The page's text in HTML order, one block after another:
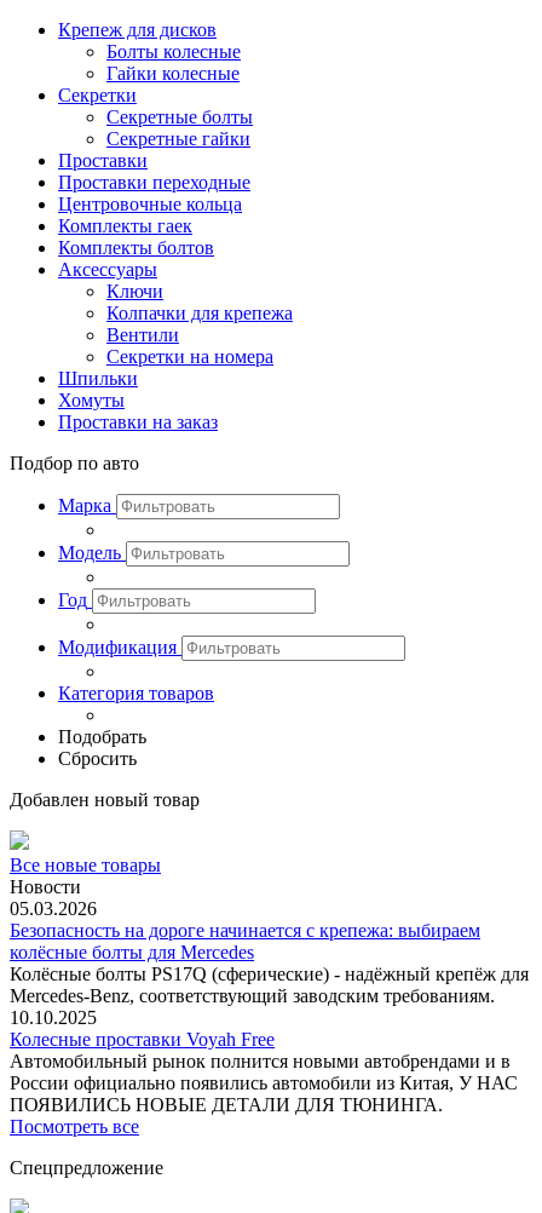
Крепеж для дисков
Болты колесные
Гайки колесные
Секретки
Секретные болты
Секретные гайки
Проставки
Проставки переходные
Центровочные кольца
Комплекты гаек
Комплекты болтов
Аксессуары
Ключи
Колпачки для крепежа
Вентили
Секретки на номера
Шпильки
Хомуты
Проставки на заказ
Подбор по авто
Марка
Модель
Год
Модификация
Категория товаров
Подобрать
Сбросить
Добавлен новый товар
Все новые товары
Новости
05.03.2026
Безопасность на дороге начинается с крепежа: выбираем
колёсные болты для Mercedes
Колёсные болты PS17Q (сферические) - надёжный крепёж для
Mercedes‑Benz, соответствующий заводским требованиям.
10.10.2025
Колесные проставки Voyah Free
Автомобильный рынок полнится новыми автобрендами и в
России официально появились автомобили из Китая, У НАС
ПОЯВИЛИСЬ НОВЫЕ ДЕТАЛИ ДЛЯ ТЮНИНГА.
Посмотреть все
Спецпредложение